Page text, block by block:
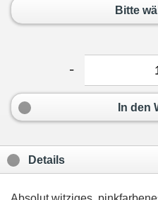
Bitte
-
In den
Details